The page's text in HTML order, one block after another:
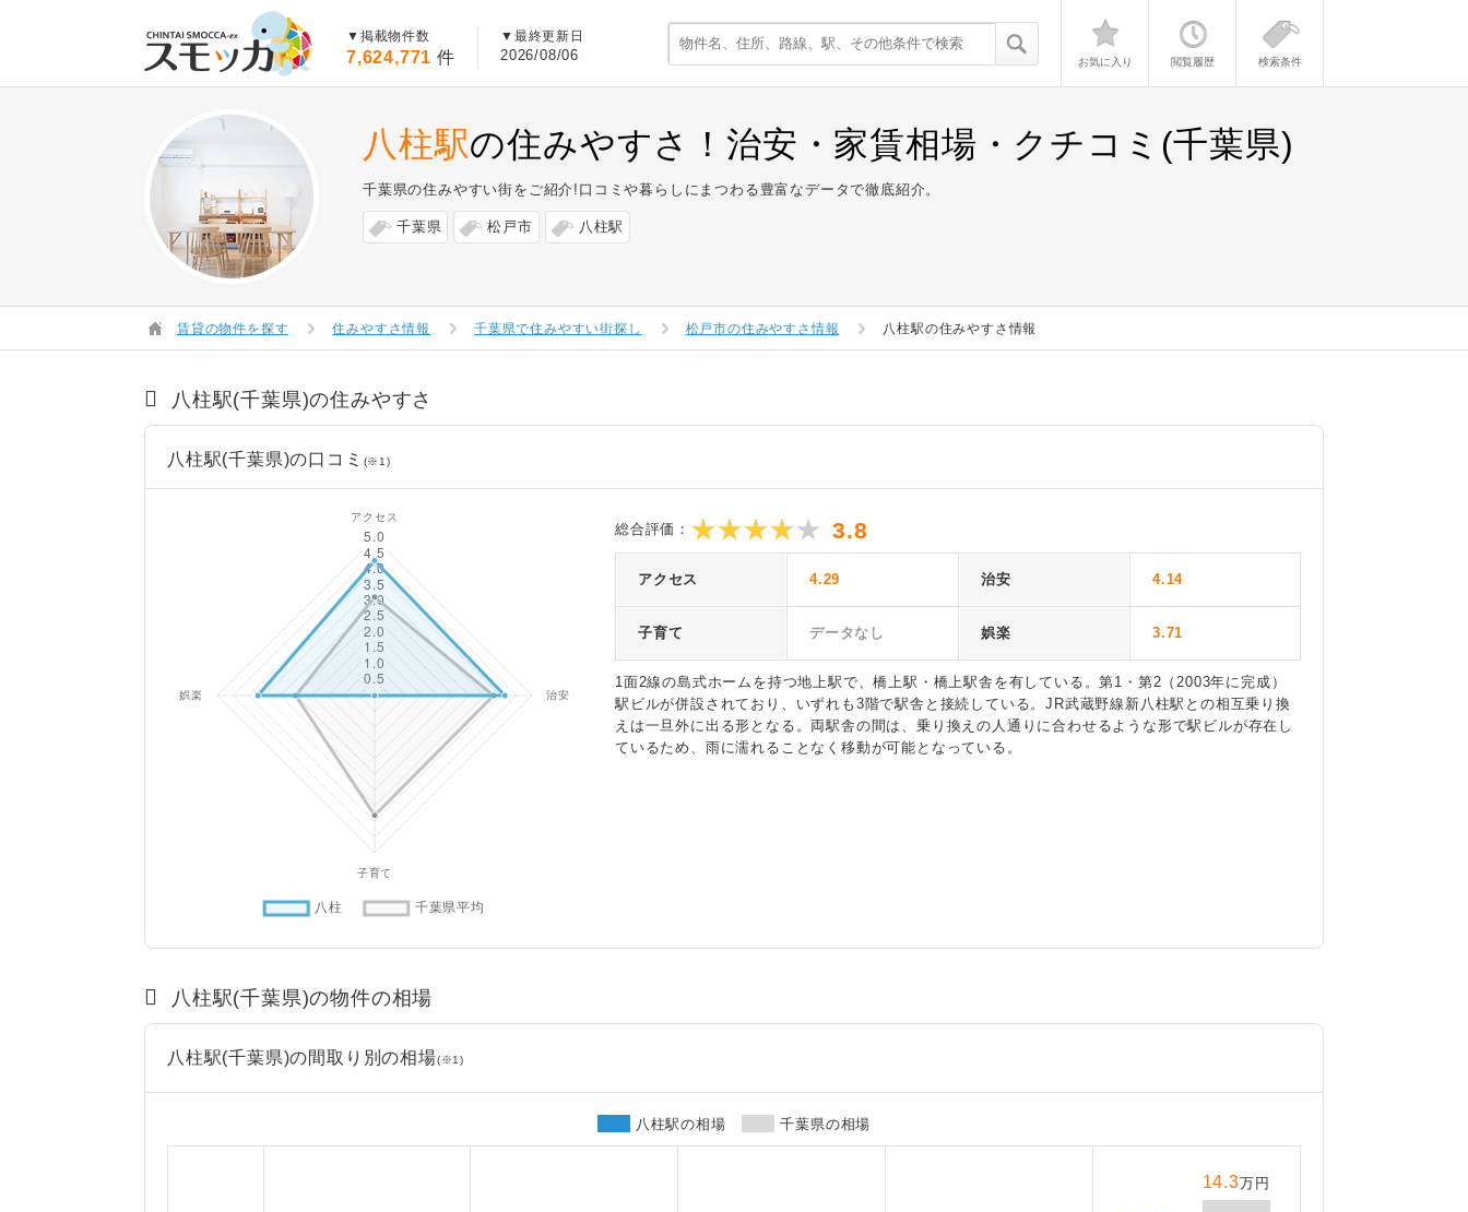
▼掲載物件数
7,624,771 件
▼最終更新日
2026/08/06 お気に入り 閲覧履歴 検索条件
八柱駅の住みやすさ！治安・家賃相場・クチコミ(千葉県)
千葉県の住みやすい街をご紹介!口コミや暮らしにまつわる豊富なデータで徹底紹介。
千葉県 松戸市 八柱駅
賃貸の物件を探す 住みやすさ情報 千葉県で住みやすい街探し 松戸市の住みやすさ情報 八柱駅の住みやすさ情報
八柱駅(千葉県)の住みやすさ
八柱駅(千葉県)の口コミ (※1)
総合評価： 3.8
アクセス 4.29 治安 4.14
子育て データなし 娯楽 3.71
1面2線の島式ホームを持つ地上駅で、橋上駅・橋上駅舎を有している。第1・第2（2003年に完成）
駅ビルが併設されており、いずれも3階で駅舎と接続している。JR武蔵野線新八柱駅との相互乗り換
えは一旦外に出る形となる。両駅舎の間は、乗り換えの人通りに合わせるような形で駅ビルが存在し
ているため、雨に濡れることなく移動が可能となっている。
八柱駅(千葉県)の物件の相場
八柱駅(千葉県)の間取り別の相場(※1)
八柱駅の相場 千葉県の相場
14.3万円